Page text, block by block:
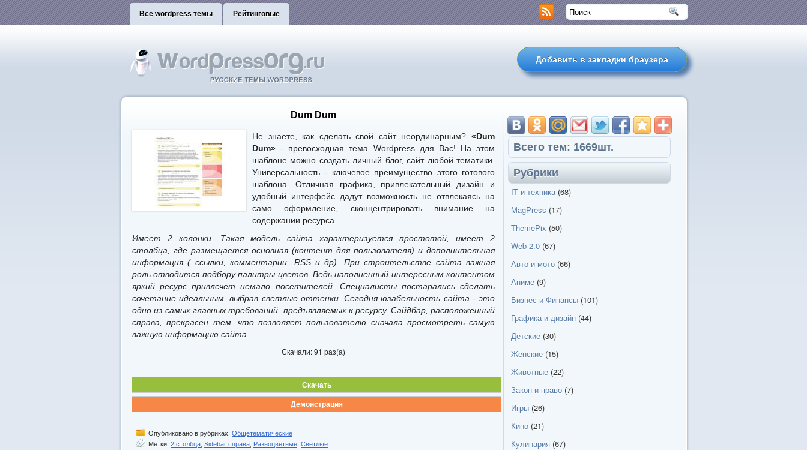
Все wordpress темы Рейтинговые
Добавить в закладки браузера
Dum Dum
Не знаете, как сделать свой сайт неординарным? «Dum
Dum» - превосходная тема Wordpress для Вас! На этом
шаблоне можно создать личный блог, сайт любой тематики.
Универсальность - ключевое преимущество этого готового
шаблона. Отличная графика, привлекательный дизайн и
удобный интерфейс дадут возможность не отвлекаясь на
само оформление, сконцентрировать внимание на
содержании ресурса.
Имеет 2 колонки. Такая модель сайта характеризуется простотой, имеет 2
столбца, где размещается основная (контент для пользователя) и дополнительная
информация ( ссылки, комментарии, RSS и др). При строительстве сайта важная
роль отводится подбору палитры цветов. Ведь наполненный интересным контентом
яркий ресурс привлечет немало посетителей. Специалисты постарались сделать
сочетание идеальным, выбрав светлые оттенки. Сегодня юзабельность сайта - это
одно из самых главных требований, предъявляемых к ресурсу. Сайдбар, расположенный
справа, прекрасен тем, что позволяет пользователю сначала просмотреть самую
важную информацию сайта.
Скачали: 91 раз(а)
Скачать
Демонстрация
Опубликовано в рубриках: Общетематические
Метки: 2 столбца Sidebar справа Разноцветные Светлые
Всего тем: 1669шт.
Рубрики
IT и техника(68)
MagPress (17)
ThemePix (50)
Web 2.0 (67)
Авто и мото (66)
Аниме (9)
Бизнес и Финансы (101)
Графика и дизайн (44)
Детские (30)
Женские (15)
Животные (22)
Закон и право (7)
Игры (26)
Кино (21)
Кулинария (67)